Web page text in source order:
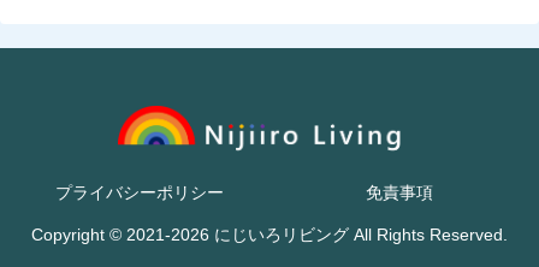
プライバシーポリシー 免責事項
Copyright © 2021-2026 にじいろリビング All Rights Reserved.